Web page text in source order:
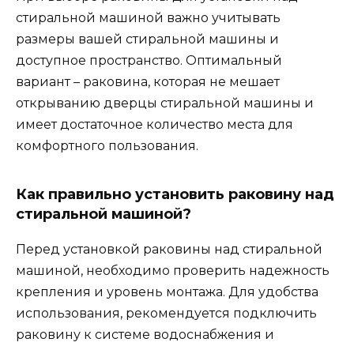
стиральной машиной важно учитывать
размеры вашей стиральной машины и
доступное пространство. Оптимальный
вариант – раковина, которая не мешает
открыванию дверцы стиральной машины и
имеет достаточное количество места для
комфортного пользования.
Как правильно установить раковину над
стиральной машиной?
Перед установкой раковины над стиральной
машиной, необходимо проверить надежность
крепления и уровень монтажа. Для удобства
использования, рекомендуется подключить
раковину к системе водоснабжения и